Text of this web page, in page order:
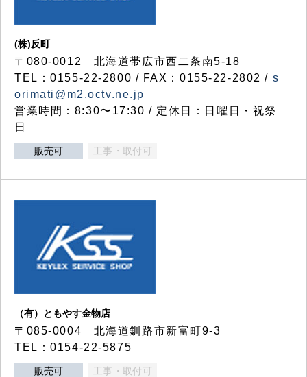
(株)反町
〒080-0012 北海道帯広市西二条南5-18
TEL：0155-22-2800 / FAX：0155-22-2802 / s
orimati@m2.octv.ne.jp
営業時間：8:30〜17:30 / 定休日：日曜日・祝祭
日
販売可 工事・取付可
（有）ともやす金物店
〒085-0004 北海道釧路市新富町9-3
TEL：0154-22-5875
販売可 工事・取付可